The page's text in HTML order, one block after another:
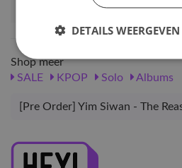
Verwachte leverdatum
Shop meer
SALE
KPOP Solo Albums
[Pre Order] Yim Siwan - The
DETAILS WEERGEVEN